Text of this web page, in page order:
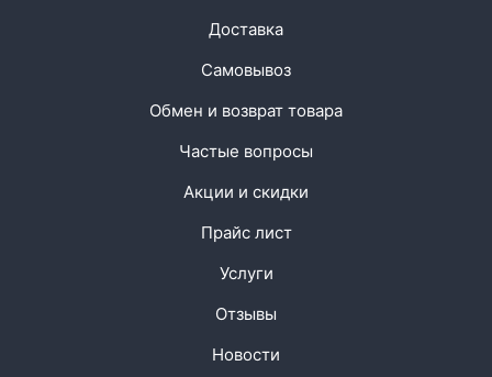
Доставка
Самовывоз
Обмен и возврат товара
Частые вопросы
Акции и скидки
Прайс лист
Услуги
Отзывы
Новости